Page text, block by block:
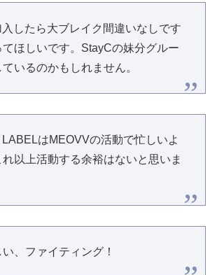
したら大ブレイク間違いなしです
ほしいです。StayCの妹分グルー
いるのかもしれません。
はMEOVVの活動で忙しいよ
れ以上活動する余裕はないと思いま
、ファイティング！